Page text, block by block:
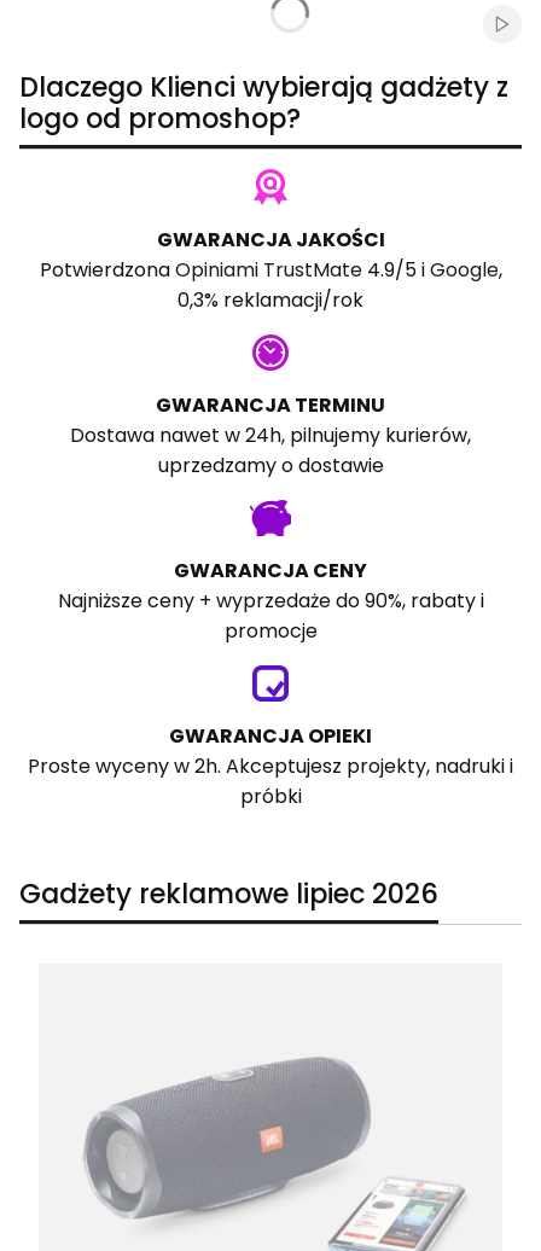
Dlaczego Klienci wybierają gadżety z
logo od promoshop?
GWARANCJA JAKOŚCI
PotwierdzonaOpiniami TrustMate4.9/5 iGoogle,
0,3% reklamacji/rok
GWARANCJA TERMINU
Dostawa nawet w 24h, pilnujemy kurierów,
uprzedzamy o dostawie
GWARANCJA CENY
Najniższe ceny + wyprzedaże do 90%, rabaty i
promocje
GWARANCJA OPIEKI
Proste wyceny w 2h. Akceptujesz projekty, nadruki i
próbki
Gadżety reklamowe lipiec 2026